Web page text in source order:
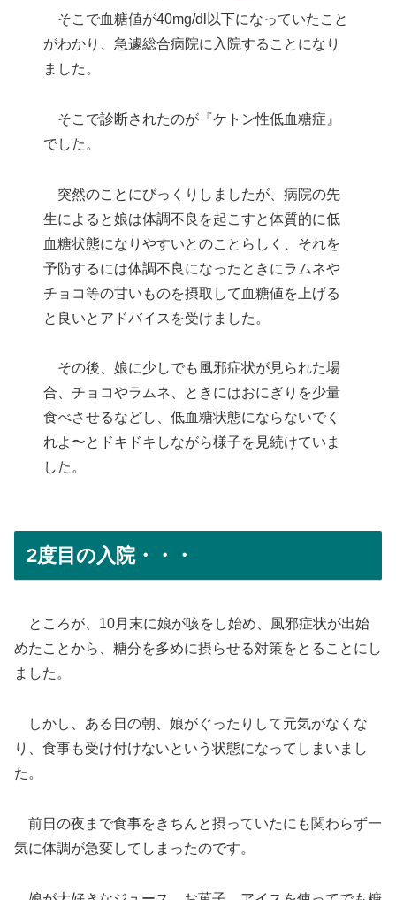
そこで血糖値が40mg/dl以下になっていたこと
がわかり、急遽総合病院に入院することになり
ました。
そこで診断されたのが『ケトン性低血糖症』
でした。
突然のことにびっくりしましたが、病院の先
生によると娘は体調不良を起こすと体質的に低
血糖状態になりやすいとのことらしく、それを
予防するには体調不良になったときにラムネや
チョコ等の甘いものを摂取して血糖値を上げる
と良いとアドバイスを受けました。
その後、娘に少しでも風邪症状が見られた場
合、チョコやラムネ、ときにはおにぎりを少量
食べさせるなどし、低血糖状態にならないでく
れよ〜とドキドキしながら様子を見続けていま
した。
2度目の入院・・・
ところが、10月末に娘が咳をし始め、風邪症状が出始
めたことから、糖分を多めに摂らせる対策をとることにし
ました。
しかし、ある日の朝、娘がぐったりして元気がなくな
り、食事も受け付けないという状態になってしまいまし
た。
前日の夜まで食事をきちんと摂っていたにも関わらず一
気に体調が急変してしまったのです。